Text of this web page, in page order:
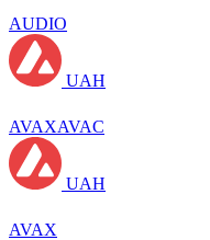
AUDIO
UAH
AVAXAVAC
UAH
AVAX